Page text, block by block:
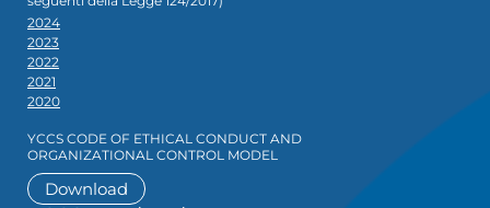
2024
2023
2022
2021
2020
YCCS CODE OF ETHICAL CONDUCT AND
ORGANIZATIONAL CONTROL MODEL
Download